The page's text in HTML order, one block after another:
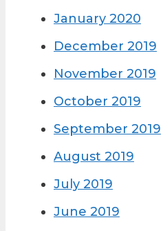
January 2020
December 2019
November 2019
October 2019
September 2019
August 2019
July 2019
June 2019